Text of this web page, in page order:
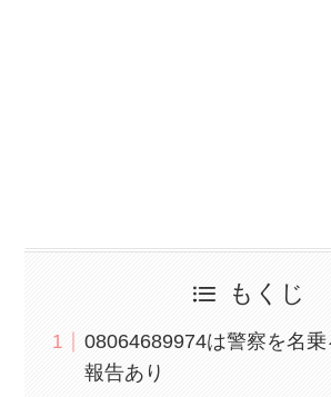
もくじ
08064689974は警察を名乗
報告あり